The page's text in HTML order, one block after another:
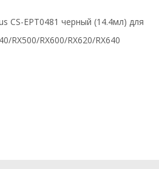
CS-EPT0481 черный (14.4мл) для
RX500/RX600/RX620/RX640